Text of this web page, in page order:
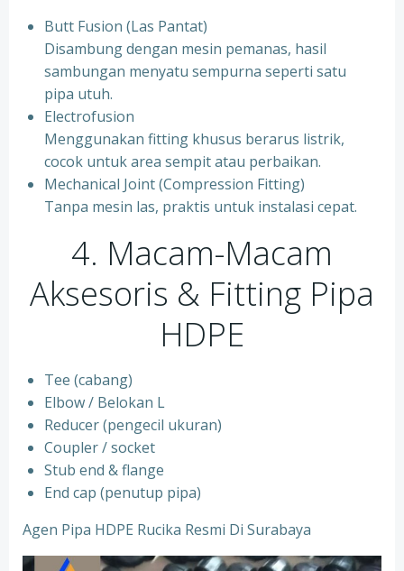
Butt Fusion (Las Pantat)
Disambung dengan mesin pemanas, hasil
sambungan menyatu sempurna seperti satu
pipa utuh.
Electrofusion
Menggunakan fitting khusus berarus listrik,
cocok untuk area sempit atau perbaikan.
Mechanical Joint (Compression Fitting)
Tanpa mesin las, praktis untuk instalasi cepat.
4. Macam-Macam
Aksesoris & Fitting Pipa
HDPE
Tee (cabang)
Elbow / Belokan L
Reducer (pengecil ukuran)
Coupler / socket
Stub end & flange
End cap (penutup pipa)
Agen Pipa HDPE Rucika Resmi Di Surabaya